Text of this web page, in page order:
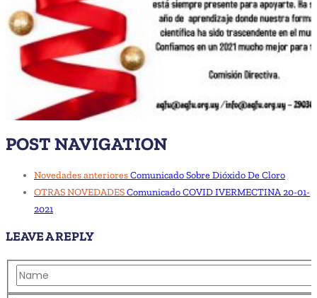
POST NAVIGATION
Novedades anterioresComunicado Sobre Dióxido De Cloro
OTRAS NOVEDADESComunicado COVID IVERMECTINA 20-01-
2021
LEAVE A REPLY